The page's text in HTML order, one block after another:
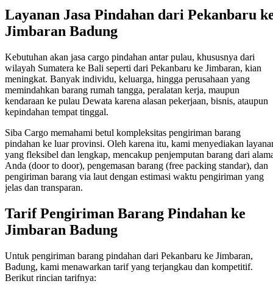
Layanan Jasa Pindahan dari Pekanbaru
Jimbaran Badung
Kebutuhan akan jasa cargo pindahan antar pulau, khususnya dari
wilayah Sumatera ke Bali seperti dari Pekanbaru ke Jimbaran, kian
meningkat. Banyak individu, keluarga, hingga perusahaan yang
memindahkan barang rumah tangga, peralatan kerja, maupun
kendaraan ke pulau Dewata karena alasan pekerjaan, bisnis, ataupun
kepindahan tempat tinggal.
Siba Cargo memahami betul kompleksitas pengiriman barang
pindahan ke luar provinsi. Oleh karena itu, kami menyediakan
yang fleksibel dan lengkap, mencakup penjemputan barang dari
Anda (door to door), pengemasan barang (free packing standar), dan
pengiriman barang via laut dengan estimasi waktu pengiriman yang
jelas dan transparan.
Tarif Pengiriman Barang Pindahan ke
Jimbaran Badung
Untuk pengiriman barang pindahan dari Pekanbaru ke Jimbaran,
Badung, kami menawarkan tarif yang terjangkau dan kompetitif.
Berikut rincian tarifnya: